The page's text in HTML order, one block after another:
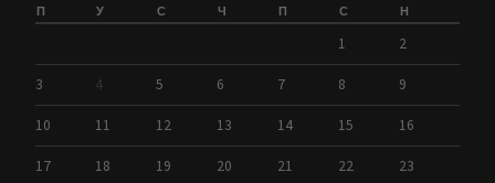
П У С Ч П С Н
1 2
3 4 5 6 7 8 9
10 11 12 13 14 15 16
17 18 19 20 21 22 23